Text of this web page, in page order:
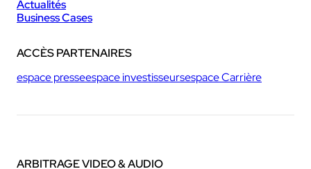
Actualités
Business Cases
ACCÈS PARTENAIRES
espace presseespace investisseursespace Carrière
ARBITRAGE VIDEO & AUDIO